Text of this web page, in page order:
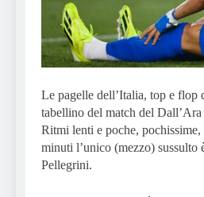
Le pagelle dell’Italia, top e flop
tabellino del match del
Ritmi lenti e poche,
minuti l’unico (mezzo) sussulto
Pellegrini.